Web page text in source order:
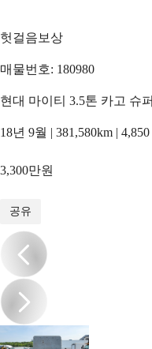
헛걸음보상
매물번호: 180980
현대 마이티 3.5톤 카고 슈
18년 9월 | 381,580km |
3,300만원
공유
/10